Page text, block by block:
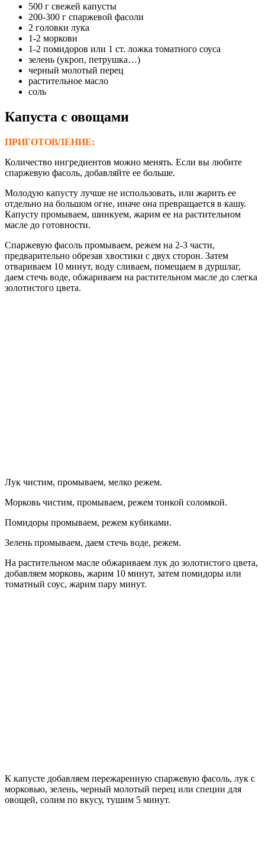
500 г свежей капусты
200-300 г спаржевой фасоли
2 головки лука
1-2 моркови
1-2 помидоров или 1 ст. ложка томатного соуса
зелень (укроп, петрушка…)
черный молотый перец
растительное масло
соль
Капуста с овощами
ПРИГОТОВЛЕНИЕ:
Количество ингредиентов можно менять. Если вы любите
спаржевую фасоль, добавляйте ее больше.
Молодую капусту лучше не использовать, или жарить ее
отдельно на большом огне, иначе она превращается в кашу.
Капусту промываем, шинкуем, жарим ее на растительном
масле до готовности.
Спаржевую фасоль промываем, режем на 2-3 части,
предварительно обрезав хвостики с двух сторон. Затем
отвариваем 10 минут, воду сливаем, помещаем в дуршлаг,
даем стечь воде, обжариваем на растительном масле до слегка
золотистого цвета.
Лук чистим, промываем, мелко режем.
Морковь чистим, промываем, режем тонкой соломкой.
Помидоры промываем, режем кубиками.
Зелень промываем, даем стечь воде, режем.
На растительном масле обжариваем лук до золотистого цвета,
добавляем морковь, жарим 10 минут, затем помидоры или
томатный соус, жарим пару минут.
К капусте добавляем пережаренную спаржевую фасоль, лук с
морковью, зелень, черный молотый перец или специи для
овощей, солим по вкусу, тушим 5 минут.